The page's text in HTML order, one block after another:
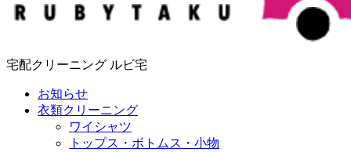
宅配クリーニング ルビ宅
お知らせ
衣類クリーニング
ワイシャツ
トップス・ボトムス・小物